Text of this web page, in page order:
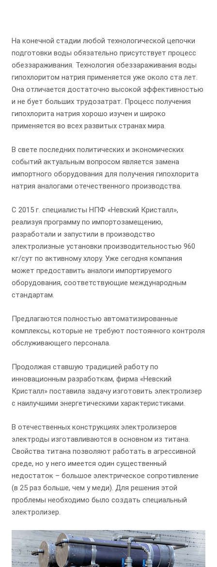
На конечной стадии любой технологической цепочки
подготовки воды обязательно присутствует процесс
обеззараживания. Технология обеззараживания воды
гипохлоритом натрия применяется уже около ста лет.
Она отличается достаточно высокой эффективностью
и не бует больших трудозатрат. Процесс получения
гипохлорита натрия хорошо изучен и широко
применяется во всех развитых странах мира.
В свете последних политических и экономических
событий актуальным вопросом является замена
импортного оборудования для получения гипохлорита
натрия аналогами отечественного производства.
С 2015 г. специалисты НПФ «Невский Кристалл»,
реализуя программу по импортозамещению,
разработали и запустили в производство
электролизные установки производительностью 960
кг/сут по активному хлору. Уже сегодня компания
может предоставить аналоги импортируемого
оборудования, соответствующие международным
стандартам.
Предлагаются полностью автоматизированные
комплексы, которые не требуют постоянного контроля
обслуживающего персонала.
Продолжая ставшую традицией работу по
инновационным разработкам, фирма «Невский
Кристалл» поставила задачу изготовить электролизер
с наилучшими энергетическими характеристиками.
В отечественных конструкциях электролизеров
электроды изготавливаются в основном из титана.
Свойства титана позволяют работать в агрессивной
среде, но у него имеется один существенный
недостаток – большое электрическое сопротивление
(в 25 раз больше, чем у меди). Для решения этой
проблемы необходимо было создать специальный
электролизер.